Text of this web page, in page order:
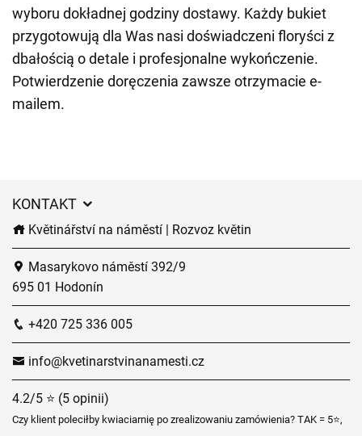
wyboru dokładnej godziny dostawy. Każdy bukiet
przygotowują dla Was nasi doświadczeni floryści z
dbałością o detale i profesjonalne wykończenie.
Potwierdzenie doręczenia zawsze otrzymacie e-
mailem.
KONTAKT
Květinářství na náměstí | Rozvoz květin
Masarykovo náměstí 392/9
695 01 Hodonín
+420 725 336 005
info@kvetinarstvinanamesti.cz
4.2/5 ⭐ (5 opinii)
Czy klient poleciłby kwiaciarnię po zrealizowaniu zamówienia? TAK = 5⭐,